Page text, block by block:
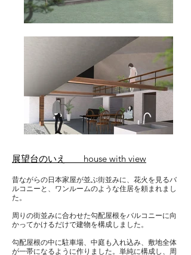
展望台のいえ house with view
昔ながらの日本家屋が並ぶ街並みに、花火を見るバ
ルコニーと、ワンルームのような住居を頼まれまし
た。
周りの街並みに合わせた勾配屋根をバルコニーに向
かってかけるだけで建物を構成しました。
勾配屋根の中に駐車場、中庭も入れ込み、敷地全体
が一帯になるように作りました。単純に構成し、周